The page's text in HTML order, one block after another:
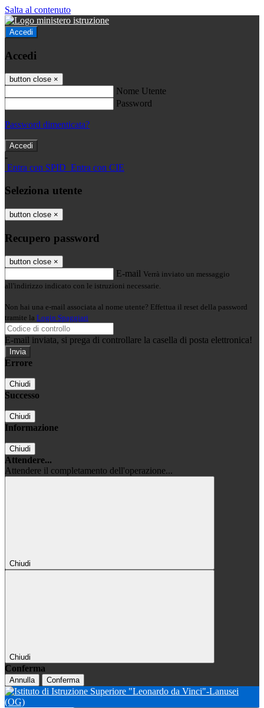
Salta al contenuto
Accedi
Accedi
button close ×
Nome Utente
Password
Password dimenticata?
-
Entra con SPID Entra con CIE
Seleziona utente
button close ×
Recupero password
button close ×
E-mail Verrà inviato un messaggio
all'indirizzo indicato con le istruzioni necessarie.
Non hai una e-mail associata al nome utente? Effettua il reset della password
tramite la Login Spaggiari
E-mail inviata, si prega di controllare la casella di posta elettronica!
Errore
Chiudi
Successo
Chiudi
Informazione
Chiudi
Attendere...
Attendere il completamento dell'operazione...
Chiudi
Chiudi
Conferma
Annulla Conferma